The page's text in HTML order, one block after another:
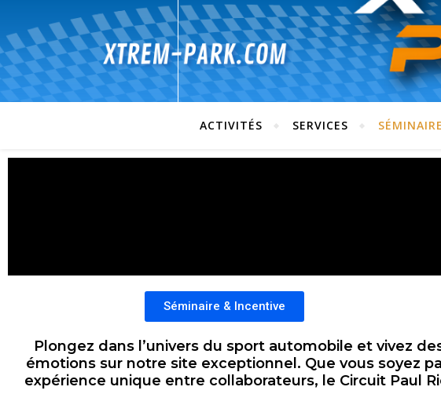
ACTIVITÉS SERVICES
Séminaire & Incentive
Plongez dans l’univers du sport automobile et vivez
émotions sur notre site exceptionnel. Que vous soyez
expérience unique entre collaborateurs, le Circuit Paul